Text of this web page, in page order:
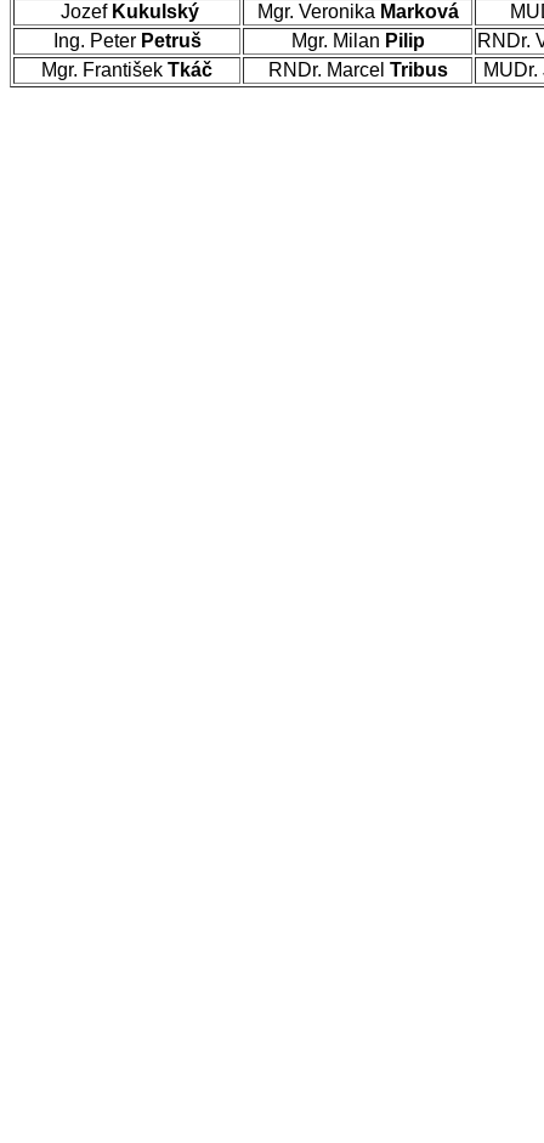
Jozef Kukulský Mgr. Veronika Marková
Ing. Peter Petruš Mgr. Milan Pilip
RNDr.
Mgr. František Tkáč RNDr. Marcel Tribus